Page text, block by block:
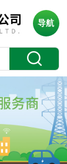
导航